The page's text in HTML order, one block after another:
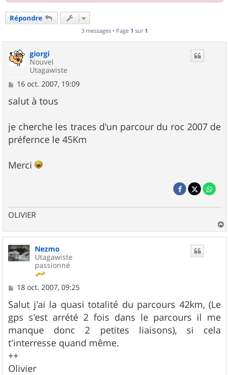
Répondre
3 messages • Page 1 sur 1
giorgi
Nouvel
Utagawiste
M
s
s
g
e
16 oct. 2007, 19:09
salut à tous
je cherche les traces d'un parcour du roc 2007 de
préfernce le 45Km
Merci
OLIVIER
a
u
Nezmo
Utagawiste
passionné
M
s
s
a
g
e
18 oct. 2007, 09:25
Salut j'ai la quasi totalité du parcours 42km, (Le
gps s'est arrété 2 fois dans le parcours il me
manque donc 2 petites liaisons), si cela
t'interresse quand même.
++
Olivier